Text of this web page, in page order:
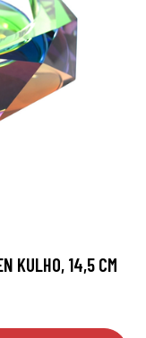
KULHO, 14,5 CM